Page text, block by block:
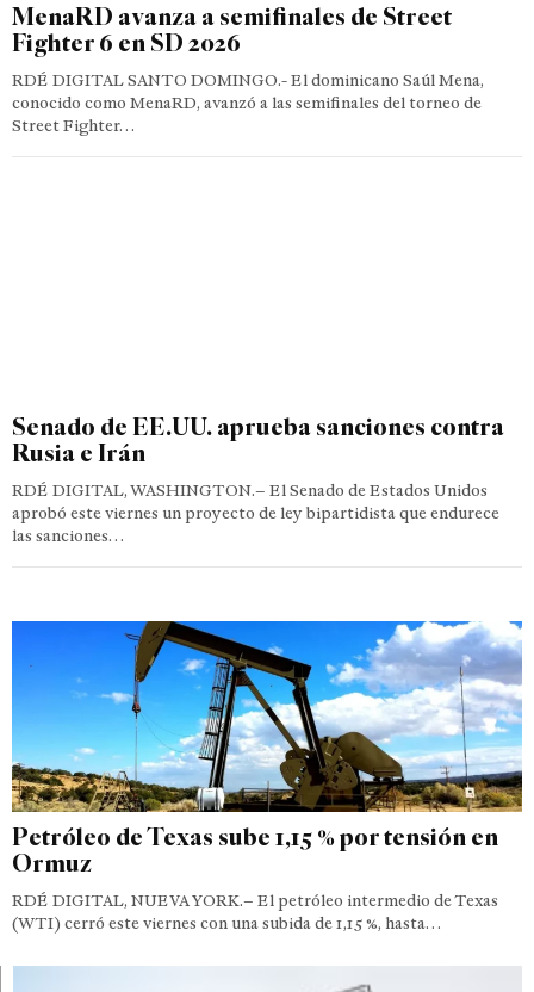
MenaRD avanza a semifinales de Street
Fighter 6 en SD 2026
RDÉ DIGITAL SANTO DOMINGO.- El dominicano Saúl Mena,
conocido como MenaRD, avanzó a las semifinales del torneo de
Street Fighter…
Senado de EE.UU. aprueba sanciones contra
Rusia e Irán
RDÉ DIGITAL, WASHINGTON.– El Senado de Estados Unidos
aprobó este viernes un proyecto de ley bipartidista que endurece
las sanciones…
Petróleo de Texas sube 1,15 % por tensión en
Ormuz
RDÉ DIGITAL, NUEVA YORK.– El petróleo intermedio de Texas
(WTI) cerró este viernes con una subida de 1,15 %, hasta…